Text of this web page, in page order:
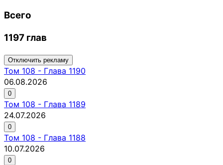
Всего
1197 глав
Отключить рекламу
Том 108 - Глава 1190
06.08.2026
0
Том 108 - Глава 1189
24.07.2026
0
Том 108 - Глава 1188
10.07.2026
0